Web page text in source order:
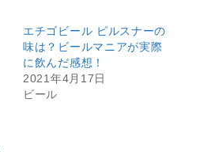
エチゴビール ピルスナーの
味は？ビールマニアが実際
に飲んだ感想！
2021年4月17日
ビール